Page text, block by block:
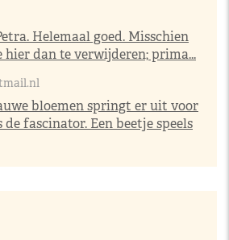
Helemaal goed. Misschien
hier dan te verwijderen; prima...
bloemen springt er uit voor
fascinator. Een beetje speels